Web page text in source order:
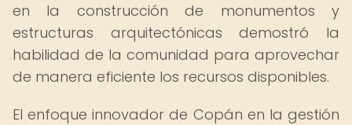
en la construcción de monumentos y
estructuras arquitectónicas demostró la
habilidad de la comunidad para aprovechar
de manera eficiente los recursos disponibles.
El enfoque innovador de Copán en la gestión